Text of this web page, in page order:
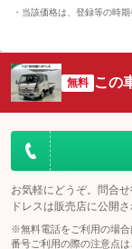
当該価格は、登録等の時
無料 この
お気軽にどうぞ。問合
ドレスは販売店に公開さ
※無料電話をご利用の場合
番号ご利用の際の注意点は